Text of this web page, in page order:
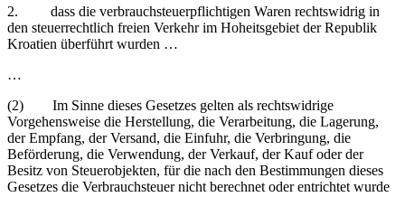
2. dass die verbrauchsteuerpflichtigen Waren rechtswidrig in
den steuerrechtlich freien Verkehr im Hoheitsgebiet der Republik
Kroatien überführt wurden …
…
(2) Im Sinne dieses Gesetzes gelten als rechtswidrige
Vorgehensweise die Herstellung, die Verarbeitung, die Lagerung,
der Empfang, der Versand, die Einfuhr, die Verbringung, die
Beförderung, die Verwendung, der Verkauf, der Kauf oder der
Besitz von Steuerobjekten, für die nach den Bestimmungen dieses
Gesetzes die Verbrauchsteuer nicht berechnet oder entrichtet wurde